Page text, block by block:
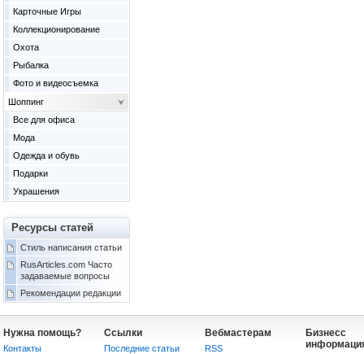
Карточные Игры
Коллекционирование
Охота
Рыбалка
Фото и видеосъемка
Шоппинг
Все для офиса
Мода
Одежда и обувь
Подарки
Украшения
Ресурсы статей
Стиль написания статьи
RusArticles.com Часто
задаваемые вопросы
Рекомендации редакции
Нужна помощь?
Контакты
Ссылки
Последние статьи
Вебмастерам
RSS
Бизнесс